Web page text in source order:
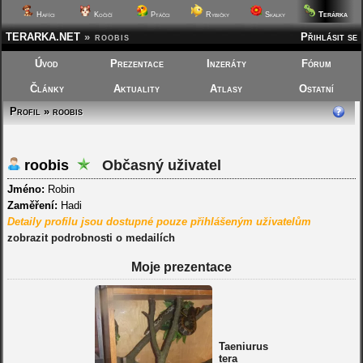
Hafíci Kočičí Ptáčci Rybičky Skalky Terárka
Přihlásit se
TERARKA.NET » roobis
Úvod Prezentace Inzeráty Fórum
Články Aktuality Atlasy
Ostatní
Profil » roobis
roobis Občasný uživatel
Jméno: Robin
Zaměření: Hadi
Detaily profilu jsou dostupné pouze přihlášeným uživatelům
zobrazit podrobnosti o medailích
Moje prezentace
Taeniurus
tera